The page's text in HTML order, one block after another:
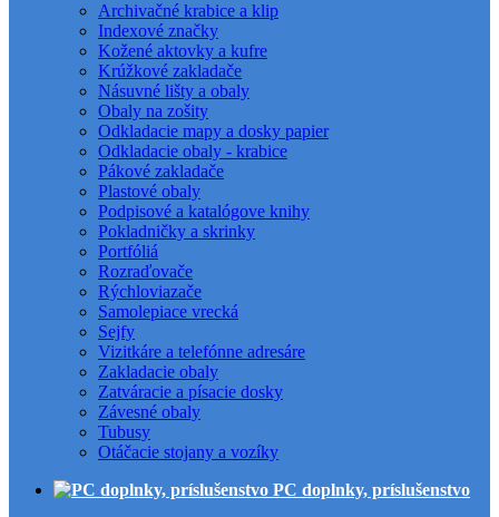
Archivačné krabice a klip
Indexové značky
Kožené aktovky a kufre
Krúžkové zakladače
Násuvné lišty a obaly
Obaly na zošity
Odkladacie mapy a dosky papier
Odkladacie obaly - krabice
Pákové zakladače
Plastové obaly
Podpisové a katalógove knihy
Pokladničky a skrinky
Portfóliá
Rozraďovače
Rýchloviazače
Samolepiace vrecká
Sejfy
Vizitkáre a telefónne adresáre
Zakladacie obaly
Zatváracie a písacie dosky
Závesné obaly
Tubusy
Otáčacie stojany a vozíky
PC doplnky, príslušenstvo